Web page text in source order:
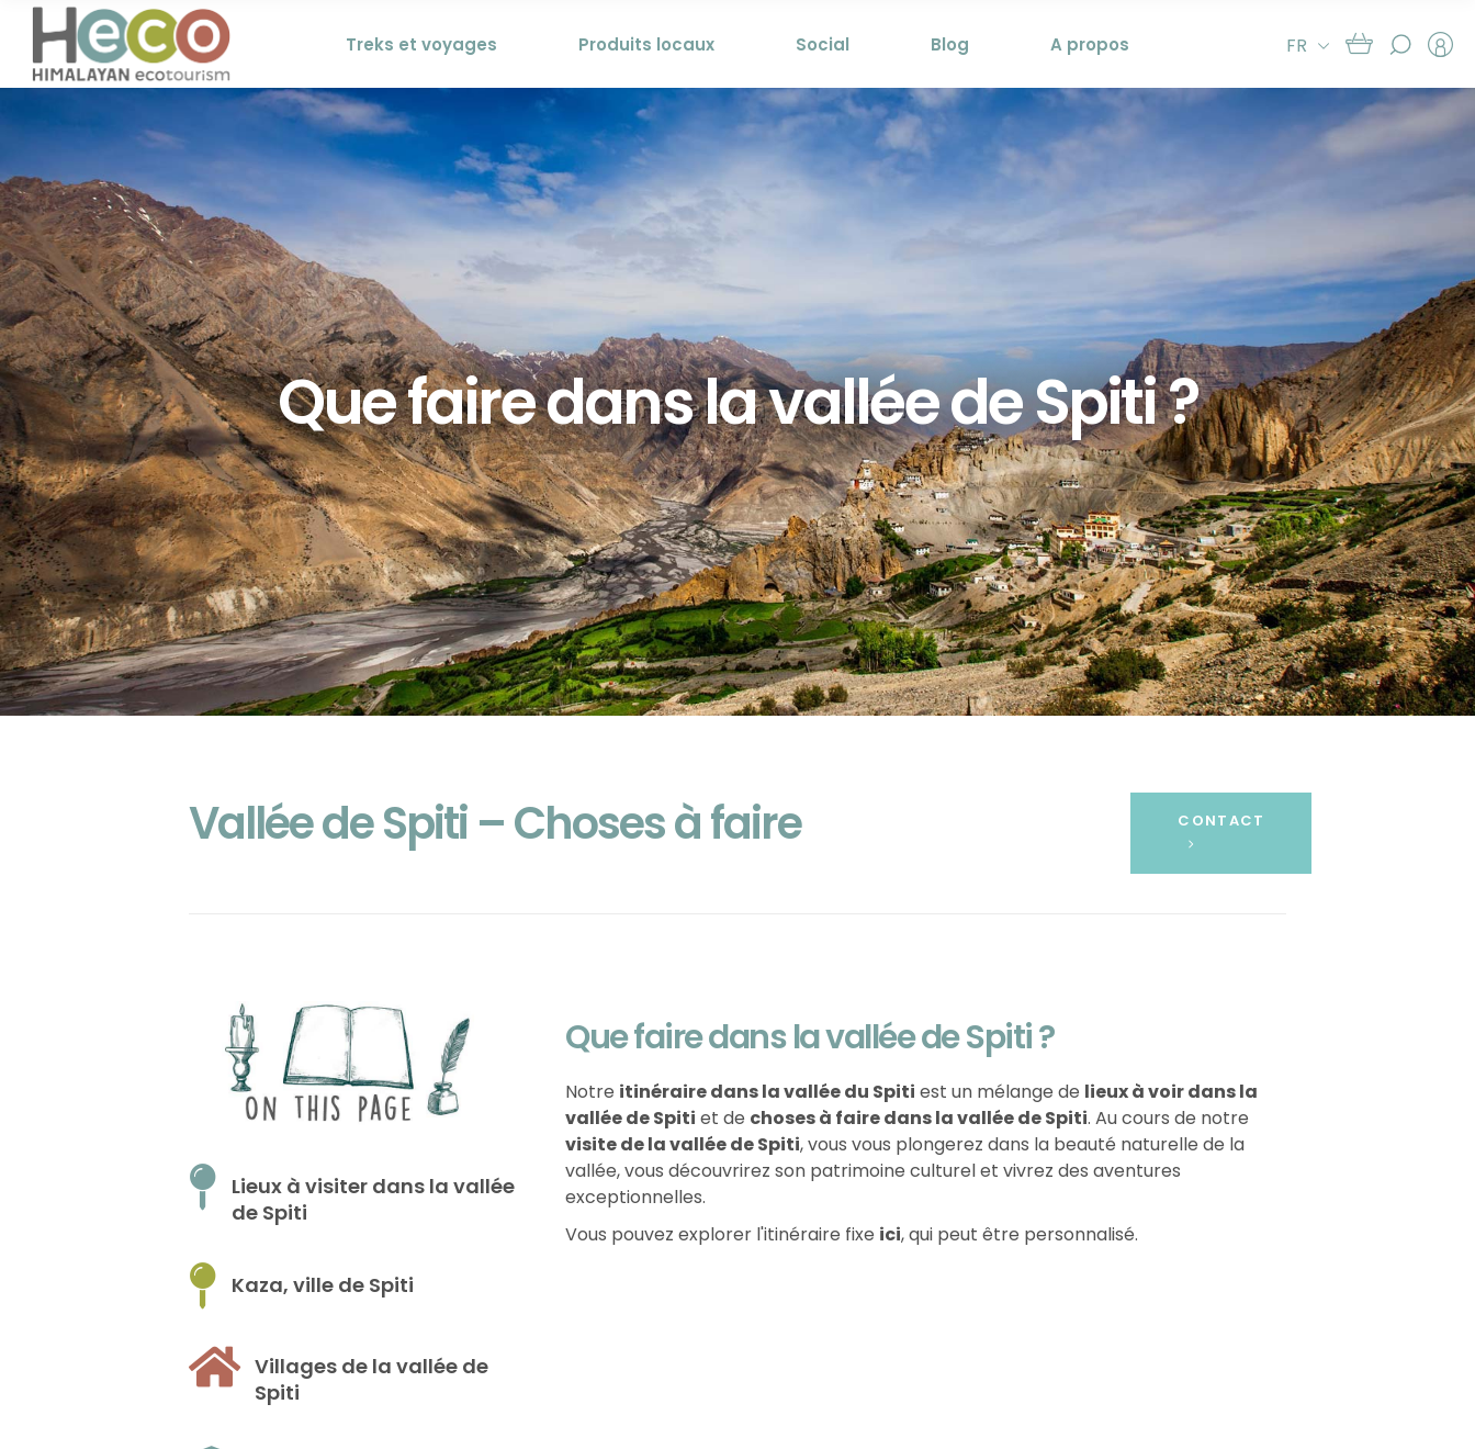
Treks et voyages Produits locaux Social Blog A propos FR
Que faire dans la vallée de Spiti ?
Vallée de Spiti – Choses à faire CONTACT
Lieux à visiter dans la vallée
de Spiti
Kaza, ville de Spiti
Villages de la vallée de
Spiti
Que faire dans la vallée de Spiti ?
Notre itinéraire dans la vallée du Spiti est un mélange de lieux à voir dans la
vallée de Spiti et de choses à faire dans la vallée de Spiti. Au cours de notre
visite de la vallée de Spiti, vous vous plongerez dans la beauté naturelle de la
vallée, vous découvrirez son patrimoine culturel et vivrez des aventures
exceptionnelles.
Vous pouvez explorer l'itinéraire fixe ici, qui peut être personnalisé.